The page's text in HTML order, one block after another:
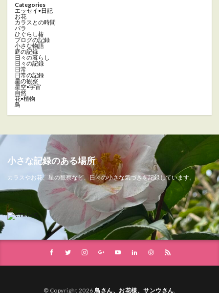
Categories
エッセイ•日記
お花
カラスとの時間
バラ
ひぐらし椿
ブログの記録
小さな物語
庭の記録
日々の暮らし
日々の記録
日常
日常の記録
星の観察
星空•宇宙
自然
花•植物
鳥
小さな記録のある場所
カラスやお花、星の観察など、日々の小さな気づきを記録しています。
© Copyright 2026鳥さん、お花様、サンウさん